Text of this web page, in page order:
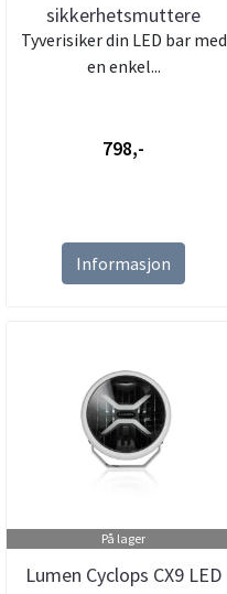
sikkerhetsmuttere
Tyverisiker din LED bar med
en enkel...
798,-
Informasjon
På lager
Lumen Cyclops CX9 LED